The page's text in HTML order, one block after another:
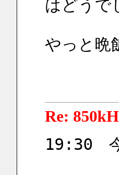
はどうで
やっと晩
Re:
19:30　